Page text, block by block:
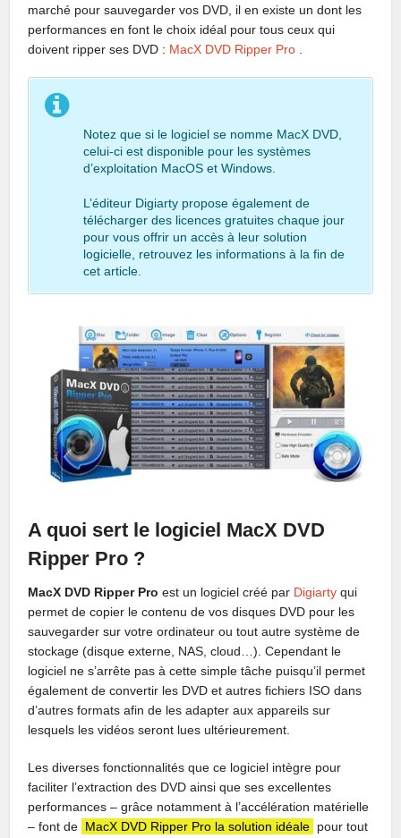
marché pour sauvegarder vos DVD, il en existe un dont les
performances en font le choix idéal pour tous ceux qui
doivent ripper ses DVD : MacX DVD Ripper Pro
Notez que si le logiciel se nomme MacX DVD,
celui-ci est disponible pour les systèmes
d’exploitation MacOS et Windows.
L’éditeur Digiarty propose également de
télécharger des licences gratuites chaque jour
pour vous offrir un accès à leur solution
logicielle, retrouvez les informations à la fin de
cet article.
A quoi sert le logiciel MacX DVD
Ripper Pro ?
MacX DVD Ripper Pro est un logiciel créé par Digiarty qui
permet de copier le contenu de vos disques DVD pour les
sauvegarder sur votre ordinateur ou tout autre système de
stockage (disque externe, NAS, cloud…). Cependant le
logiciel ne s’arrête pas à cette simple tâche puisqu’il permet
également de convertir les DVD et autres fichiers ISO dans
d’autres formats afin de les adapter aux appareils sur
lesquels les vidéos seront lues ultérieurement.
Les diverses fonctionnalités que ce logiciel intègre pour
faciliter l’extraction des DVD ainsi que ses excellentes
performances – grâce notamment à l’accélération matérielle
– font de MacX DVD Ripper Pro la solution idéale pour tout